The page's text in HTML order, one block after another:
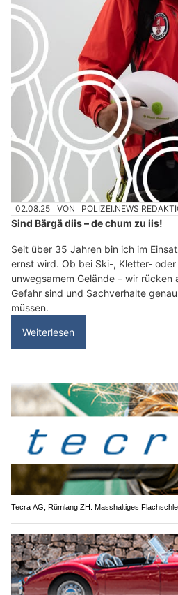
02.08.25 VON POLIZEI.NEWS
Sind Bärgä diis – de chum zu iis!
Seit über 35 Jahren bin ich im
ernst wird. Ob bei Ski-, Kletter-
unwegsamem Gelände – wir rücken
Gefahr sind und Sachverhalte
müssen.
Weiterlesen
Tecra AG, Rümlang ZH: Masshaltiges